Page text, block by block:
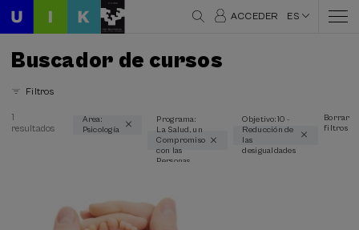
ACCEDER ES
Buscador de cursos
Filtros
Áreas temáticas
Presencial (1)
1
resultados
Area:
Psicología
Programa:
La Salud, un
Compromiso
con las
Personas
Objetivo: 10 -
Reducción de
las
desigualdades
Borrar
filtros